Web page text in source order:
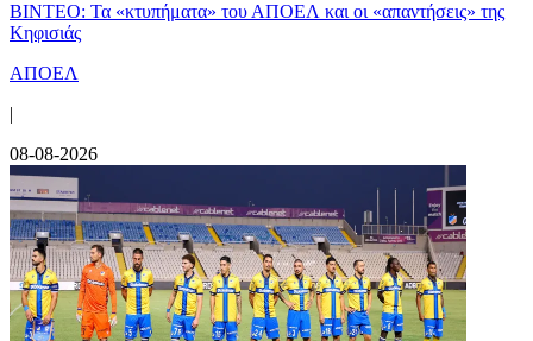
ΒΙΝΤΕΟ: Τα «κτυπήματα» του ΑΠΟΕΛ και οι «απαντήσεις» της
Κηφισιάς
ΑΠΟΕΛ
|
08-08-2026